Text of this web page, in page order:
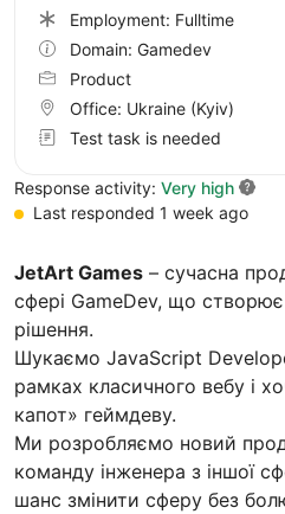
JetArt Games – сучасна
сфері GameDev, що створює
рішення.
Шукаємо JavaScript
рамках класичного вебу і
капот» геймдеву.
Ми розробляємо новий
команду інженера з іншої
шанс змінити сферу без
Employment: Fulltime
Domain: Gamedev
Product
Office: Ukraine (Kyiv)
Test task is needed
Response activity: Very high
Last responded 1 week ago